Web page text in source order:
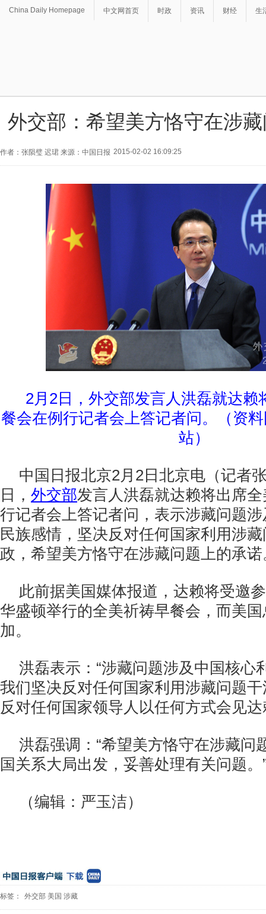
China Daily Homepage 中文网首页 时政 资讯 财经 生
外交部：希望美方恪守在涉
作者：张陨璧 迟珺 来源：中国日报 2015-02-02 16:09:25
2月2日，外交部发言人洪磊就达赖
餐会在例行记者会上答记者问。（资
站）
中国日报北京2月2日北京电（记者
日， 外交部发言人洪磊就达赖将出席
行记者会上答记者问，表示涉藏问题
民族感情，坚决反对任何国家利用涉
政，希望美方恪守在涉藏问题上的承诺
此前据美国媒体报道，达赖将受邀
华盛顿举行的全美祈祷早餐会，而美
加。
洪磊表示：“涉藏问题涉及中国核心
我们坚决反对任何国家利用涉藏问题
反对任何国家领导人以任何方式会见达
洪磊强调：“希望美方恪守在涉藏问
国关系大局出发，妥善处理有关问题。
（编辑：严玉洁）
标签： 外交部 美国 涉藏